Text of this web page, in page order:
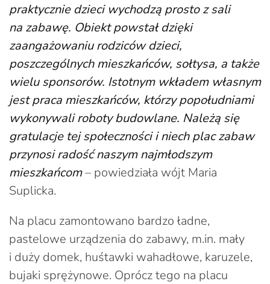
praktycznie dzieci wychodzą prosto z sali
na zabawę. Obiekt powstał dzięki
zaangażowaniu rodziców dzieci,
poszczególnych mieszkańców, sołtysa, a także
wielu sponsorów. Istotnym wkładem własnym
jest praca mieszkańców, którzy popołudniami
wykonywali roboty budowlane. Należą się
gratulacje tej społeczności i niech plac zabaw
przynosi radość naszym najmłodszym
mieszkańcom– powiedziała wójt Maria
Suplicka.
Na placu zamontowano bardzo ładne,
pastelowe urządzenia do zabawy, m.in. mały
i duży domek, huśtawki wahadłowe, karuzele,
bujaki sprężynowe. Oprócz tego na placu